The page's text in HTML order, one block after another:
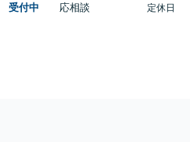
受付中
応相談
定休日